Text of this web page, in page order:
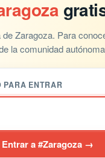
Zaragoza. Para
la comunidad
PARA ENTRAR
Entrar a #Zaragoza →